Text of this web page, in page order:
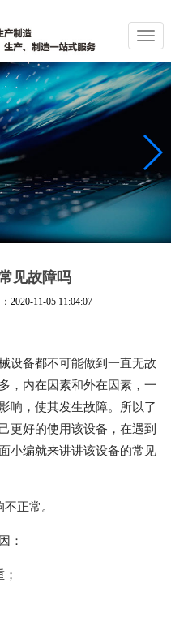
切
换
导
航
见故障吗
2020-11-05 11:04:07
设备都不可能做到一直无故
，内在因素和外在因素，一
响，使其发生故障。所以了
更好的使用该设备，在遇到
小编就来讲讲该设备的常见
正常。
：